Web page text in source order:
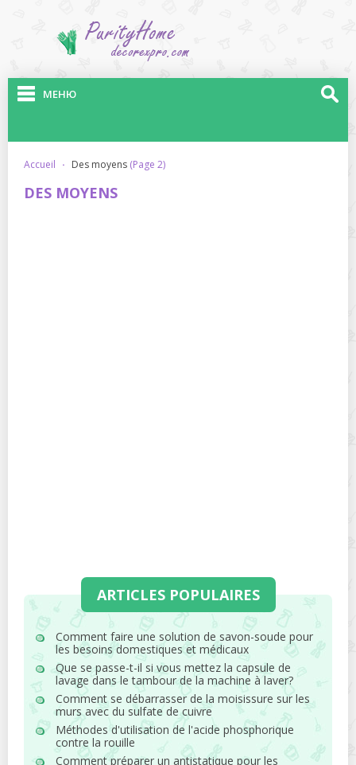
МЕНЮ
accueil · des moyens (Page 2)
DES MOYENS
ARTICLES POPULAIRES
Comment faire une solution de savon-soude pour
les besoins domestiques et médicaux
Que se passe-t-il si vous mettez la capsule de
lavage dans le tambour de la machine à laver?
Comment se débarrasser de la moisissure sur les
murs avec du sulfate de cuivre
Méthodes d'utilisation de l'acide phosphorique
contre la rouille
Comment préparer un antistatique pour les